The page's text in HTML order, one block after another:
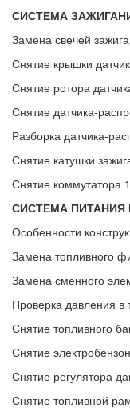
СИСТЕМА
Замена свечей
Снятие крышки
Снятие ротора
Снятие датчика-
Разборка датчика-
Снятие катушки
Снятие коммутатора
СИСТЕМА ПИТАНИЯ
Особенности
Замена топливного
Замена сменного
Проверка давления в
Снятие топливного
Снятие
Снятие регулятора
Снятие топливной